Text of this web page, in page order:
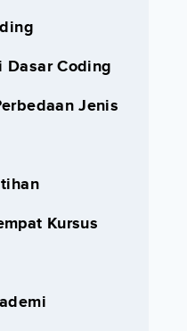
Dasar Coding
Jenis
Kursus